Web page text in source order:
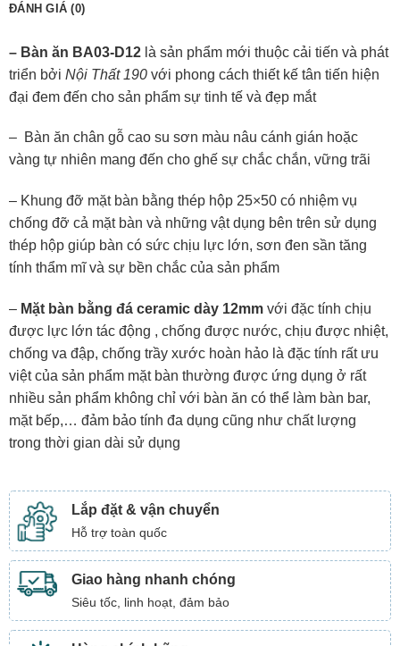
ĐÁNH GIÁ (0)
– Bàn ăn BA03-D12 là sản phẩm mới thuộc cải tiến và phát
triển bởi Nội Thất 190 với phong cách thiết kế tân tiến hiện
đại đem đến cho sản phẩm sự tinh tế và đẹp mắt
– Bàn ăn chân gỗ cao su sơn màu nâu cánh gián hoặc
vàng tự nhiên mang đến cho ghế sự chắc chắn, vững trãi
– Khung đỡ mặt bàn bằng thép hộp 25×50 có nhiệm vụ
chống đỡ cả mặt bàn và những vật dụng bên trên sử dụng
thép hộp giúp bàn có sức chịu lực lớn, sơn đen sần tăng
tính thẩm mĩ và sự bền chắc của sản phẩm
– Mặt bàn bằng đá ceramic dày 12mm với đặc tính chịu
được lực lớn tác động , chống được nước, chịu được nhiệt,
chống va đập, chống trầy xước hoàn hảo là đặc tính rất ưu
việt của sản phẩm mặt bàn thường được ứng dụng ở rất
nhiều sản phẩm không chỉ với bàn ăn có thể làm bàn bar,
mặt bếp,… đảm bảo tính đa dụng cũng như chất lượng
trong thời gian dài sử dụng
Lắp đặt & vận chuyển
Hỗ trợ toàn quốc
Giao hàng nhanh chóng
Siêu tốc, linh hoạt, đảm bảo